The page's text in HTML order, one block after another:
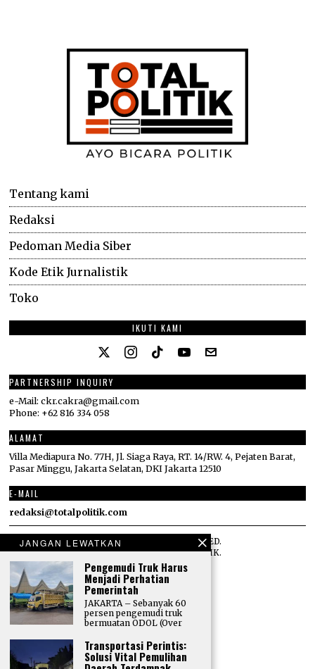
Tentang kami
Redaksi
Pedoman Media Siber
Kode Etik Jurnalistik
Toko
IKUTI KAMI
PARTNERSHIP INQUIRY
e-Mail: ckr.cakra@gmail.com
Phone: +62 816 334 058
ALAMAT
Villa Mediapura No. 77H, Jl. Siaga Raya, RT. 14/RW. 4, Pejaten Barat,
Pasar Minggu, Jakarta Selatan, DKI Jakarta 12510
E-MAIL
redaksi@totalpolitik.com
©2026
ALL RIGHTS RESERVED.
DESIGNED BYTOTAL POLITIK.
JANGAN LEWATKAN
Pengemudi Truk Harus
Menjadi Perhatian
Pemerintah
JAKARTA – Sebanyak 60
persen pengemudi truk
bermuatan ODOL (Over
Transportasi Perintis:
Solusi Vital Pemulihan